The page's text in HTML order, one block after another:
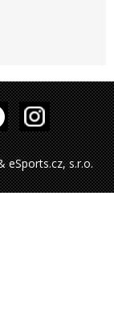
eSports.cz, s.r.o.